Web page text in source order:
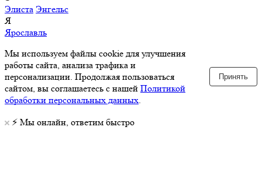
Элиста Энгельс
Я
Ярославль
Мы используем файлы cookie для улучшения
работы сайта, анализа трафика и
персонализации. Продолжая пользоваться
сайтом, вы соглашаетесь с нашей Политикой
обработки персональных данных
Принять
⚡️ Мы онлайн, ответим быстро